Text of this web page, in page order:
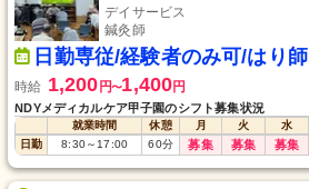
デイサービス
鍼灸師
日勤専従/経験者のみ可/はり師
時給 1,200 円〜1,400円
NDYメディカルケア甲子園のシフト募集状況
就業時間 休憩 月 火 水
日勤
8:30～17:00 60分 募集 募集 募集